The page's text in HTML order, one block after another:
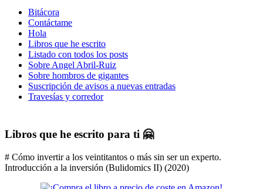
Bitácora
Contáctame
Hola
Libros que he escrito
Listado con todos los posts
Sobre Angel Abril-Ruiz
Sobre hombros de gigantes
Suscripción de avisos a nuevas entradas
Travesías y corredor
Libros que he escrito para ti 🤗
# Cómo invertir a los veintitantos o más sin ser un experto.
Introducción a la inversión (Bulidomics II) (2020)